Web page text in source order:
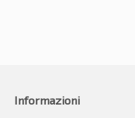
Informazioni